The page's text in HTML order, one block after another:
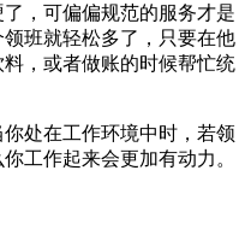
，可偏偏规范的服务才是
班就轻松多了，只要在他
，或者做账的时候帮忙统
处在工作环境中时，若领
工作起来会更加有动力。